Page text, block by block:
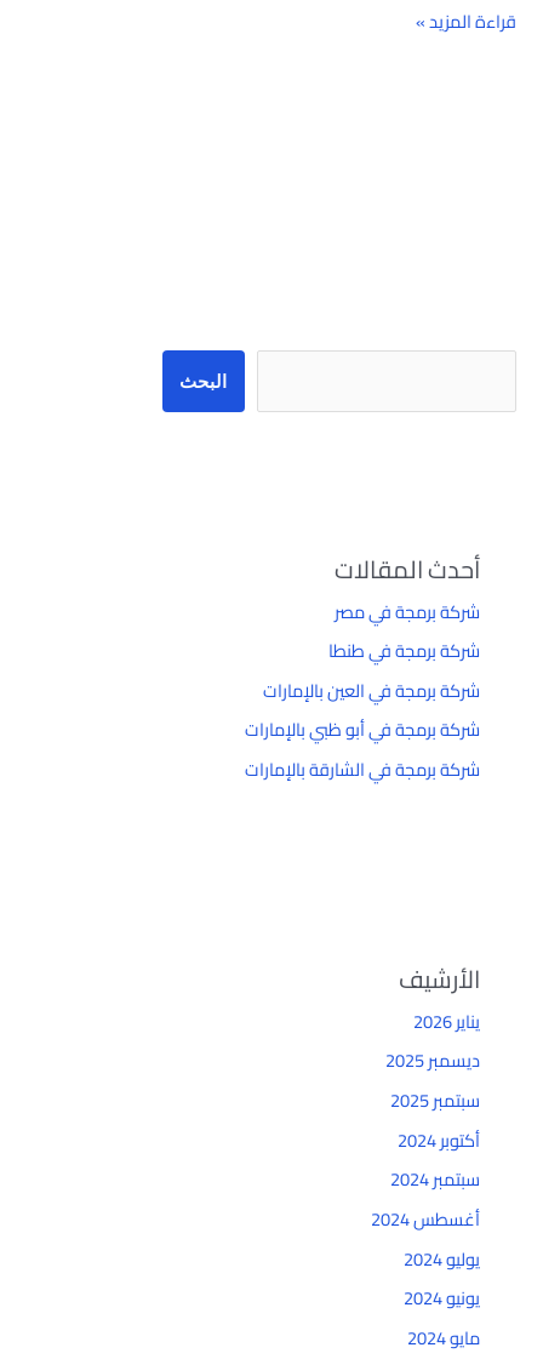
قراءة المزيد »
البحث
أحدث المقالات
شركة برمجة في مصر
شركة برمجة في طنطا
شركة برمجة في العين بالإمارات
شركة برمجة في أبو ظبي بالإمارات
شركة برمجة في الشارقة بالإمارات
الأرشيف
يناير 2026
ديسمبر 2025
سبتمبر 2025
أكتوبر 2024
سبتمبر 2024
أغسطس 2024
يوليو 2024
يونيو 2024
مايو 2024